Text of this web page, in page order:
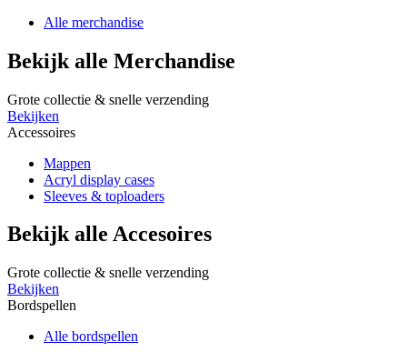
Alle merchandise
Bekijk alle Merchandise
Grote collectie & snelle verzending
Bekijken
Accessoires
Mappen
Acryl display cases
Sleeves & toploaders
Bekijk alle Accesoires
Grote collectie & snelle verzending
Bekijken
Bordspellen
Alle bordspellen